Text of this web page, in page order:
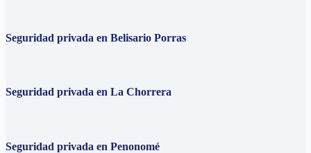
Seguridad privada en Belisario Porras
Seguridad privada en La Chorrera
Seguridad privada en Penonomé